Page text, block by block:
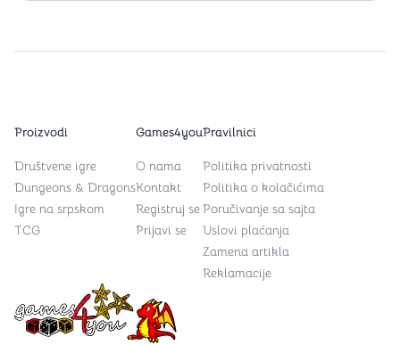
Games4you logo
Proizvodi
Društvene igre
Dungeons & Dragons
Igre na srpskom
TCG
Games4you
O nama
Kontakt
Registruj se
Prijavi se
Pravilnici
Politika privatnosti
Politika o kolačićima
Poručivanje sa sajta
Uslovi plaćanja
Zamena artikla
Reklamacije